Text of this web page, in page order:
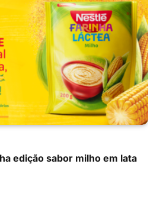
edição sabor milho em lata